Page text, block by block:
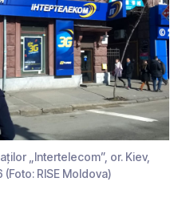
„Intertelecom”, or. Kiev,
RISE Moldova)